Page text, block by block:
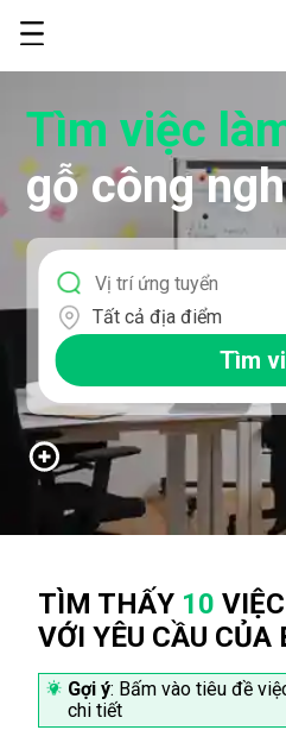
Tìm việc
gỗ công
Tất cả địa điểm
Tìm
TÌM THẤY 10
VỚI YÊU CẦU CỦA
Gợi ý: Bấm vào tiêu đề
chi tiết